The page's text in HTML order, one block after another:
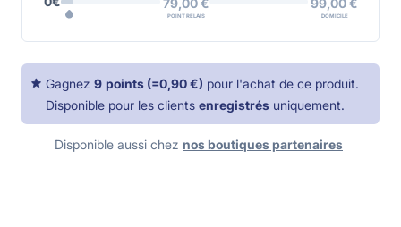
79,00 €
POINT RELAIS DOMICILE
Gagnez 9 points (=0,90 €) pour l'achat de ce produit.
Disponible pour les clients enregistrés uniquement.
Disponible aussi chez nos boutiques partenaires